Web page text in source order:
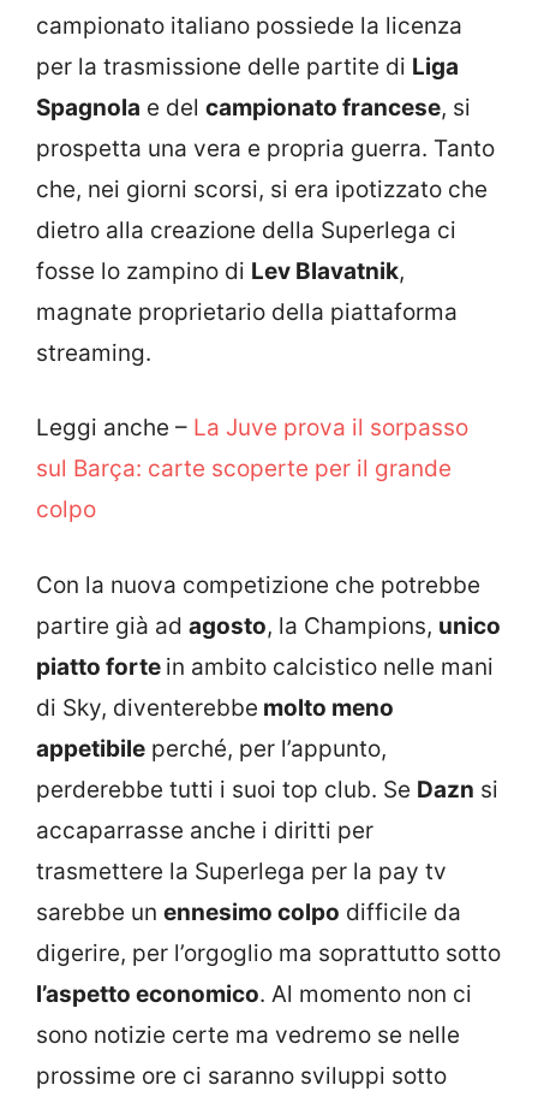
campionato italiano possiede la licenza
per la trasmissione delle partite di Liga
Spagnola e del campionato francese, si
prospetta una vera e propria guerra. Tanto
che, nei giorni scorsi, si era ipotizzato che
dietro alla creazione della Superlega ci
fosse lo zampino di Lev Blavatnik,
magnate proprietario della piattaforma
streaming.
Leggi anche – La Juve prova il sorpasso
sul Barça: carte scoperte per il grande
colpo
Con la nuova competizione che potrebbe
partire già ad agosto, la Champions, unico
piatto forte in ambito calcistico nelle mani
di Sky, diventerebbe molto meno
appetibile perché, per l’appunto,
perderebbe tutti i suoi top club. Se Dazn si
accaparrasse anche i diritti per
trasmettere la Superlega per la pay tv
sarebbe un ennesimo colpo difficile da
digerire, per l’orgoglio ma soprattutto sotto
l’aspetto economico. Al momento non ci
sono notizie certe ma vedremo se nelle
prossime ore ci saranno sviluppi sotto